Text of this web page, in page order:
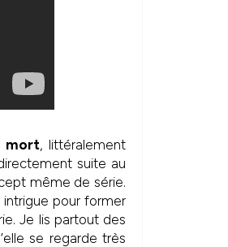
mort, littéralement
suite au
même de série.
pour former
Je lis partout des
se regarde très